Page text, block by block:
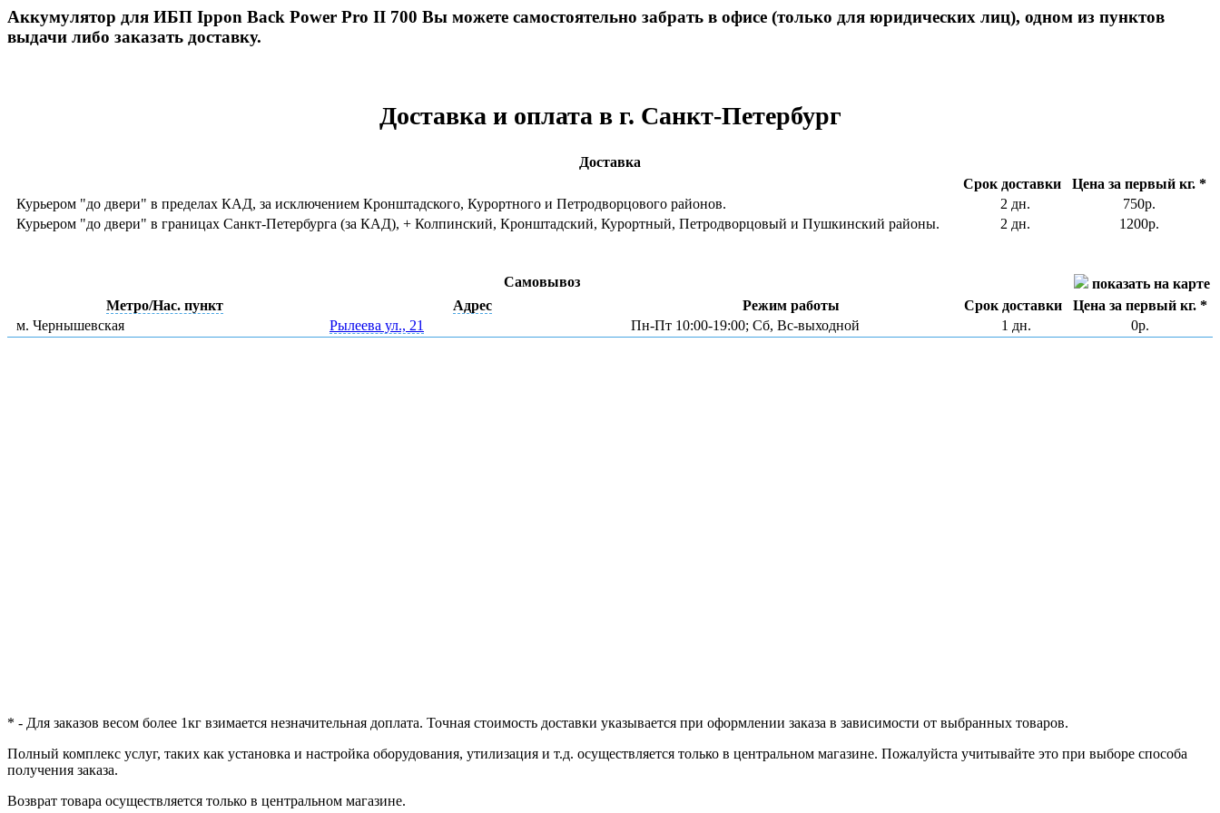
Аккумулятор для ИБП Ippon Back Power Pro II 700 Вы можете самостоятельно забрать в офисе (только для юридических лиц), одном из пунктов
выдачи либо заказать доставку.
Доставка и оплата в г. Санкт-Петербург
Доставка
Срок доставки
Цена за первый кг. *
Курьером "до двери" в пределах КАД, за исключением Кронштадского, Курортного и Петродворцового районов.
2 дн.
750p.
Курьером "до двери" в границах Санкт-Петербурга (за КАД), + Колпинский, Кронштадский, Курортный, Петродворцовый и Пушкинский районы.
2 дн. 1200p.
Самовывоз
показать на карте
Метро/Нас. пункт
Адрес Режим работы Срок доставки
Цена за первый кг. *
м. Чернышевская
Рылеева ул., 21 Пн-Пт 10:00-19:00; Сб, Вс-выходной 1 дн. 0p.
* - Для заказов весом более 1кг взимается незначительная доплата. Точная стоимость доставки указывается при оформлении заказа в зависимости от выбранных товаров.
Полный комплекс услуг, таких как установка и настройка оборудования, утилизация и т.д. осуществляется только в центральном магазине. Пожалуйста учитывайте это при выборе способа
получения заказа.
Возврат товара осуществляется только в центральном магазине.